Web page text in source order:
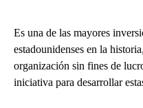
Es una de las mayores
estadounidenses en la
organización sin fines de
iniciativa para desarrollar